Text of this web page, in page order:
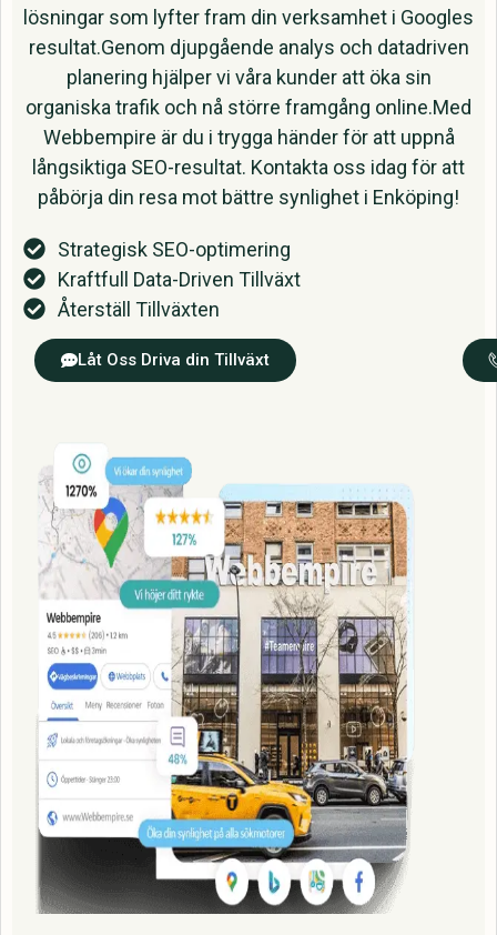
lösningar som lyfter fram din verksamhet i Googles
resultat.Genom djupgående analys och datadriven
planering hjälper vi våra kunder att öka sin
organiska trafik och nå större framgång online.Med
Webbempire är du i trygga händer för att uppnå
långsiktiga SEO-resultat. Kontakta oss idag för att
påbörja din resa mot bättre synlighet i Enköping!
Strategisk SEO-optimering
Kraftfull Data-Driven Tillväxt
Återställ Tillväxten
Låt Oss Driva din Tillväxt